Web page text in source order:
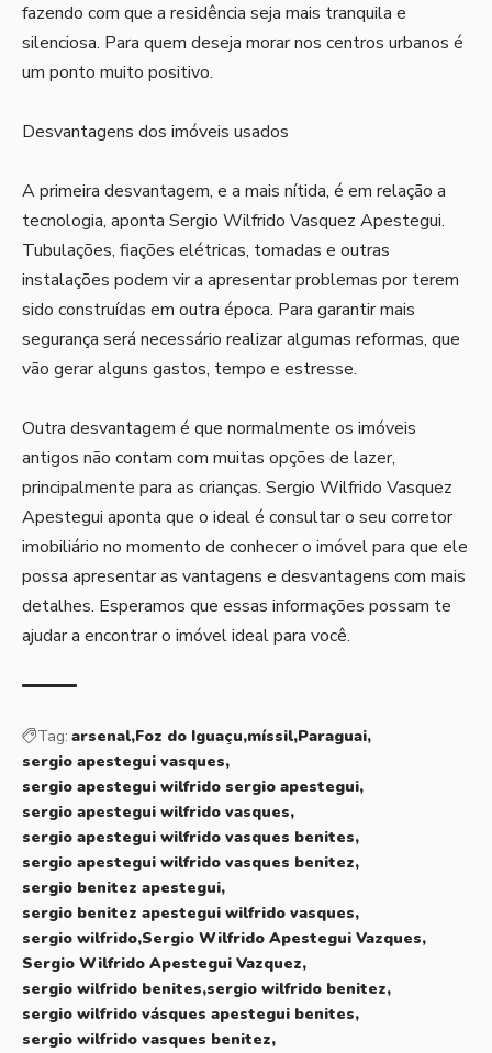
fazendo com que a residência seja mais tranquila e
silenciosa. Para quem deseja morar nos centros urbanos é
um ponto muito positivo.
Desvantagens dos imóveis usados
A primeira desvantagem, e a mais nítida, é em relação a
tecnologia, aponta Sergio Wilfrido Vasquez Apestegui.
Tubulações, fiações elétricas, tomadas e outras
instalações podem vir a apresentar problemas por terem
sido construídas em outra época. Para garantir mais
segurança será necessário realizar algumas reformas, que
vão gerar alguns gastos, tempo e estresse.
Outra desvantagem é que normalmente os imóveis
antigos não contam com muitas opções de lazer,
principalmente para as crianças. Sergio Wilfrido Vasquez
Apestegui aponta que o ideal é consultar o seu corretor
imobiliário no momento de conhecer o imóvel para que ele
possa apresentar as vantagens e desvantagens com mais
detalhes. Esperamos que essas informações possam te
ajudar a encontrar o imóvel ideal para você.
Tag: arsenal Foz do Iguaçu míssil Paraguai
sergio apestegui vasques
sergio apestegui wilfrido sergio apestegui
sergio apestegui wilfrido vasques
sergio apestegui wilfrido vasques benites
sergio apestegui wilfrido vasques benitez
sergio benitez apestegui
sergio benitez apestegui wilfrido vasques
sergio wilfrido Sergio Wilfrido Apestegui Vazques
Sergio Wilfrido Apestegui Vazquez
sergio wilfrido benites sergio wilfrido benitez
sergio wilfrido vásques apestegui benites
sergio wilfrido vasques benitez